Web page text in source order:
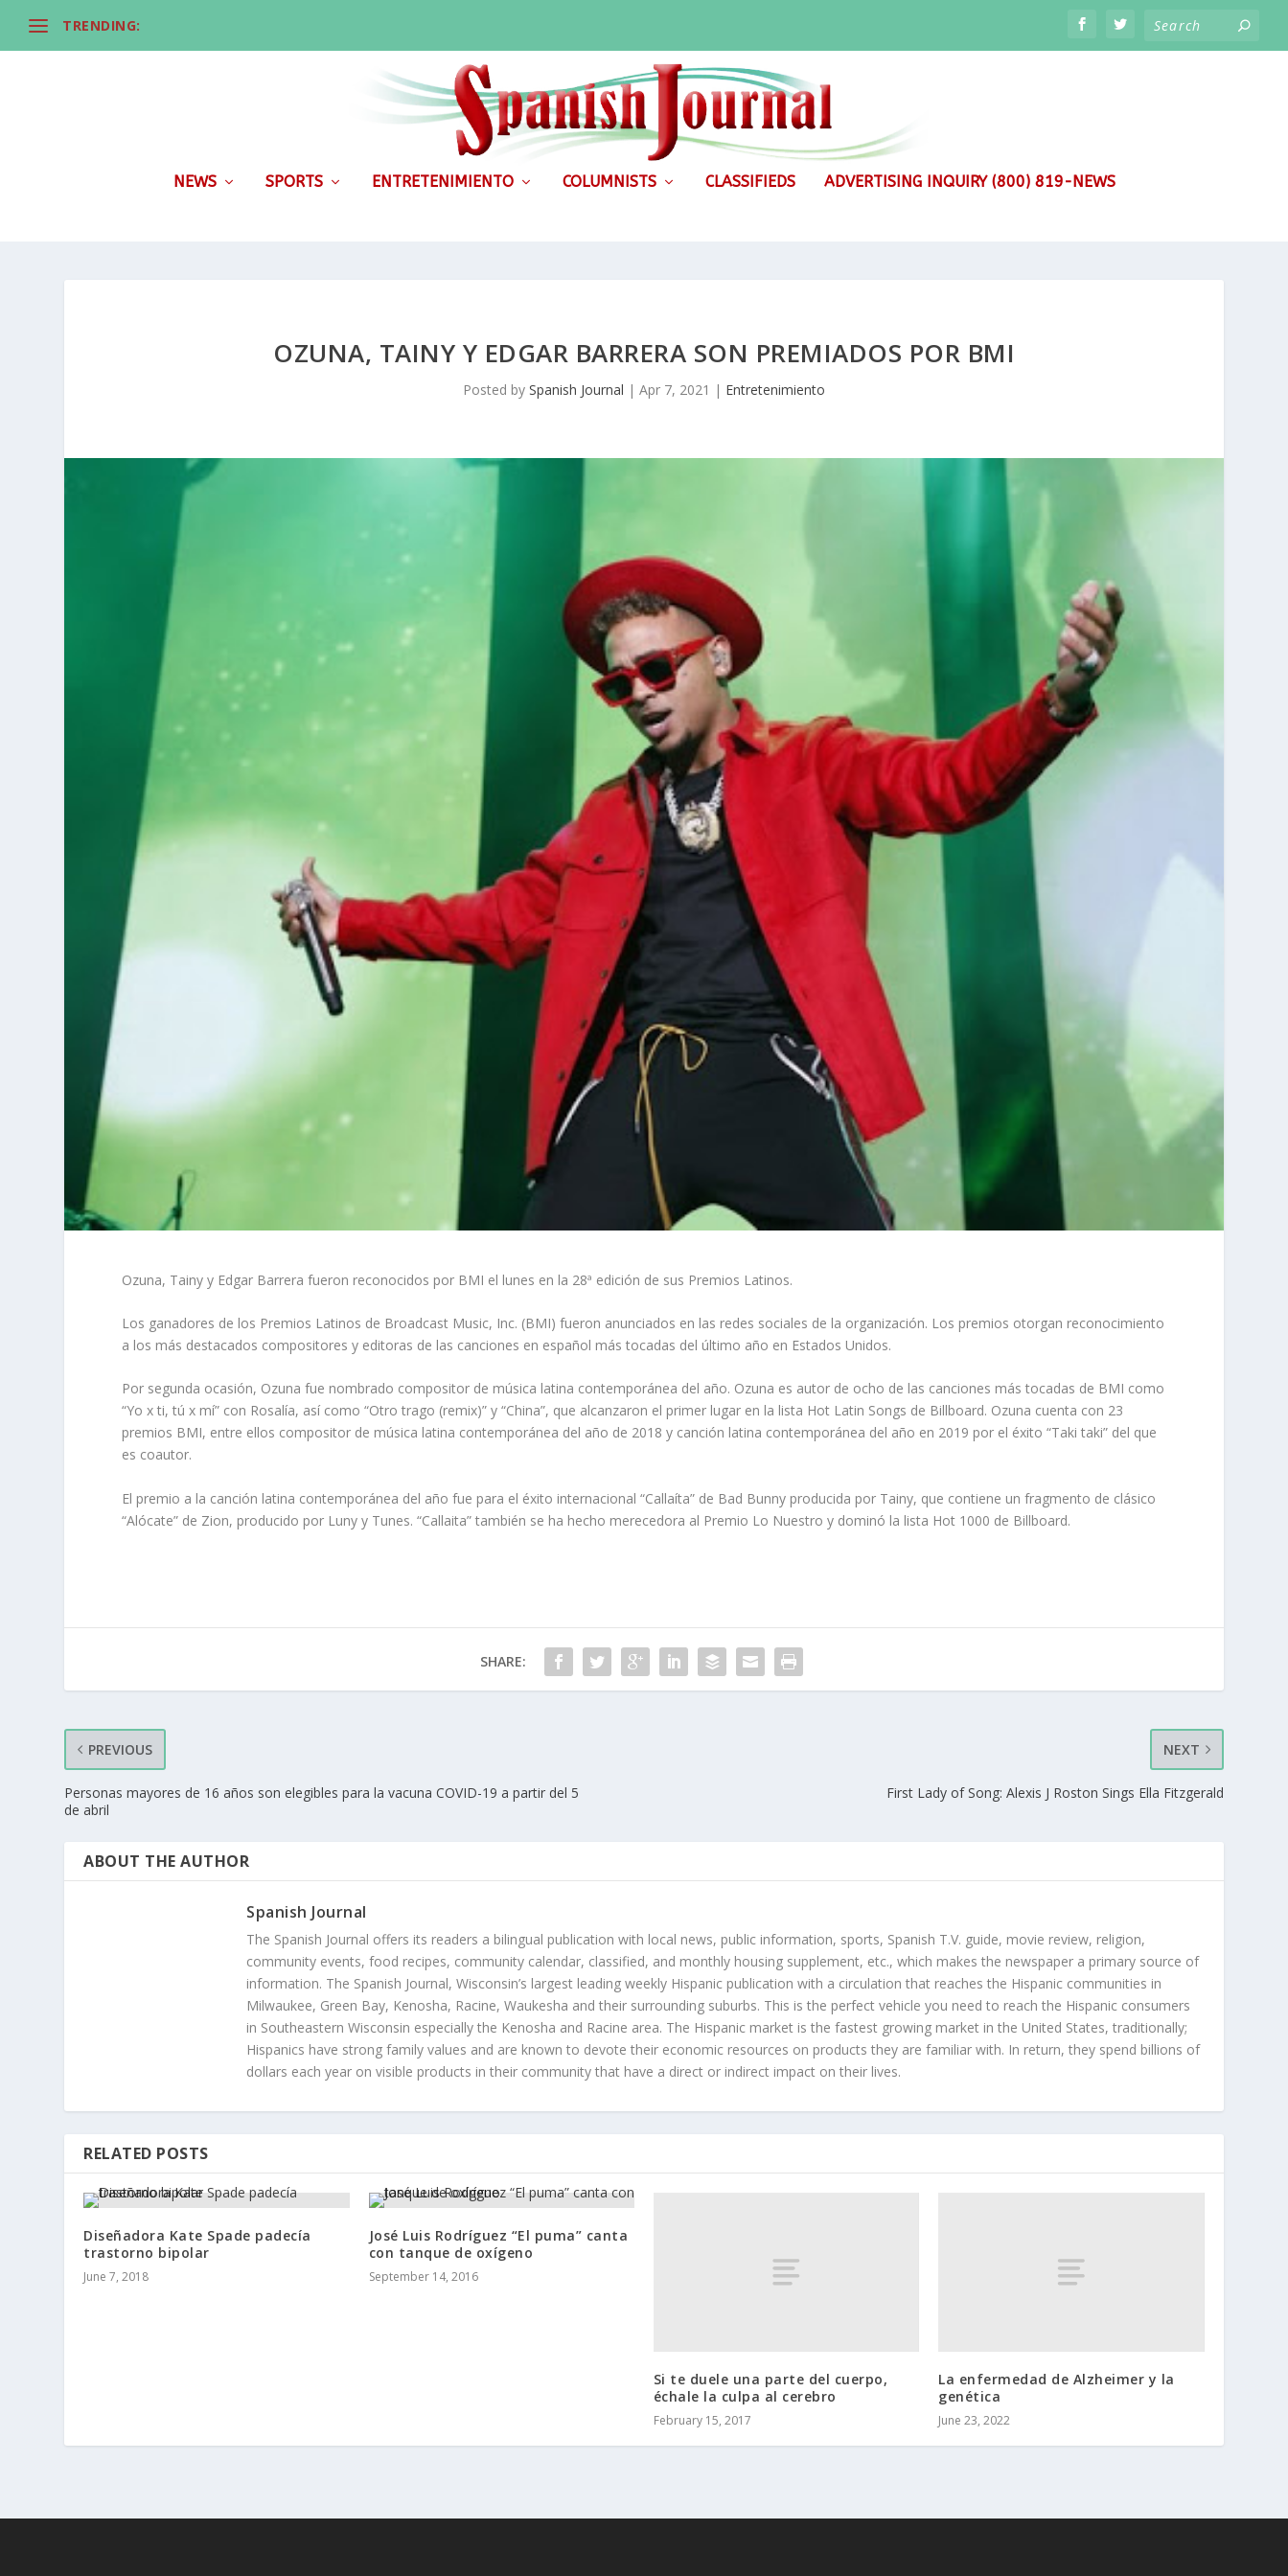
TRENDING:
NEWS SPORTS ENTRETENIMIENTO COLUMNISTS CLASSIFIEDS ADVERTISING INQUIRY (800) 819-NEWS
OZUNA, TAINY Y EDGAR BARRERA SON PREMIADOS POR BMI
Posted by Spanish Journal | Apr 7, 2021 | Entretenimiento
Ozuna, Tainy y Edgar Barrera fueron reconocidos por BMI el lunes en la 28ª edición de sus Premios Latinos.
Los ganadores de los Premios Latinos de Broadcast Music, Inc. (BMI) fueron anunciados en las redes sociales de la organización. Los premios otorgan reconocimiento
a los más destacados compositores y editoras de las canciones en español más tocadas del último año en Estados Unidos.
Por segunda ocasión, Ozuna fue nombrado compositor de música latina contemporánea del año. Ozuna es autor de ocho de las canciones más tocadas de BMI como
“Yo x ti, tú x mí” con Rosalía, así como “Otro trago (remix)” y “China”, que alcanzaron el primer lugar en la lista Hot Latin Songs de Billboard. Ozuna cuenta con 23
premios BMI, entre ellos compositor de música latina contemporánea del año de 2018 y canción latina contemporánea del año en 2019 por el éxito “Taki taki” del que
es coautor.
El premio a la canción latina contemporánea del año fue para el éxito internacional “Callaíta” de Bad Bunny producida por Tainy, que contiene un fragmento de clásico
“Alócate” de Zion, producido por Luny y Tunes. “Callaita” también se ha hecho merecedora al Premio Lo Nuestro y dominó la lista Hot 1000 de Billboard.
SHARE:
PREVIOUS
Personas mayores de 16 años son elegibles para la vacuna COVID-19 a partir del 5
de abril
NEXT
First Lady of Song: Alexis J Roston Sings Ella Fitzgerald
ABOUT THE AUTHOR
Spanish Journal
The Spanish Journal offers its readers a bilingual publication with local news, public information, sports, Spanish T.V. guide, movie review, religion,
community events, food recipes, community calendar, classified, and monthly housing supplement, etc., which makes the newspaper a primary source of
information. The Spanish Journal, Wisconsin’s largest leading weekly Hispanic publication with a circulation that reaches the Hispanic communities in
Milwaukee, Green Bay, Kenosha, Racine, Waukesha and their surrounding suburbs. This is the perfect vehicle you need to reach the Hispanic consumers
in Southeastern Wisconsin especially the Kenosha and Racine area. The Hispanic market is the fastest growing market in the United States, traditionally;
Hispanics have strong family values and are known to devote their economic resources on products they are familiar with. In return, they spend billions of
dollars each year on visible products in their community that have a direct or indirect impact on their lives.
RELATED POSTS
Diseñadora Kate Spade padecía
trastorno bipolar
June 7, 2018
José Luis Rodríguez “El puma” canta
con tanque de oxígeno
September 14, 2016
Si te duele una parte del cuerpo,
échale la culpa al cerebro
February 15, 2017
La enfermedad de Alzheimer y la
genética
June 23, 2022